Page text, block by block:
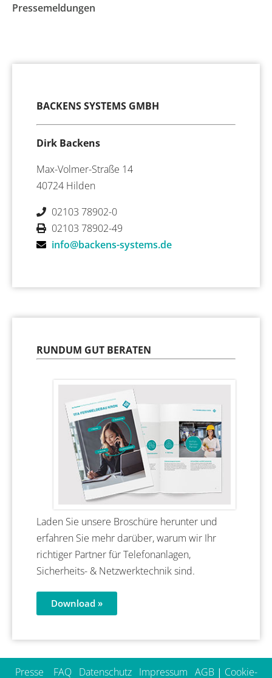
Presse FAQ Datenschutz Impressum AGB| Cookie-
Pressemeldungen
BACKENS SYSTEMS GMBH
Dirk Backens
Max-Volmer-Straße 14
40724 Hilden
02103 78902-0
02103 78902-49
info@backens-systems.de
RUNDUM GUT BERATEN
Laden Sie unsere Broschüre herunter und
erfahren Sie mehr darüber, warum wir Ihr
richtiger Partner für Telefonanlagen,
Sicherheits- & Netzwerktechnik sind.
Download »